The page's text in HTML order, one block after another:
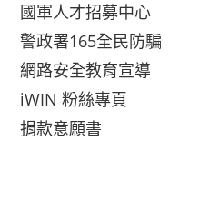
國軍人才招募中心
警政署165全民防騙
網路安全教育宣導
iWIN 粉絲專頁
捐款意願書